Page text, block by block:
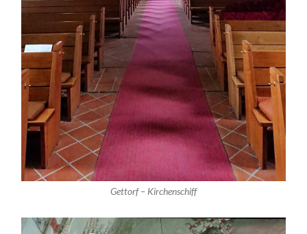
Gettorf – Kirchenschiff